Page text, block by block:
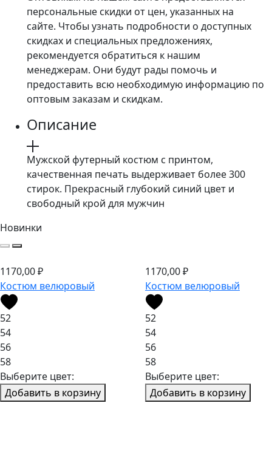
персональные скидки от цен, указанных на
сайте. Чтобы узнать подробности о доступных
скидках и специальных предложениях,
рекомендуется обратиться к нашим
менеджерам. Они будут рады помочь и
предоставить всю необходимую информацию по
оптовым заказам и скидкам.
Описание
Мужской футерный костюм с принтом,
качественная печать выдерживает более 300
стирок. Прекрасный глубокий синий цвет и
свободный крой для мужчин
Новинки
1170,00₽
Костюм велюровый
52
54
56
58
Выберите цвет:
Добавить в корзину
1170,00₽
Костюм велюровый
52
54
56
58
Выберите цвет:
Добавить в корзину